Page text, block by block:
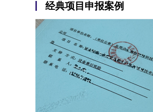
经典项目申报案例